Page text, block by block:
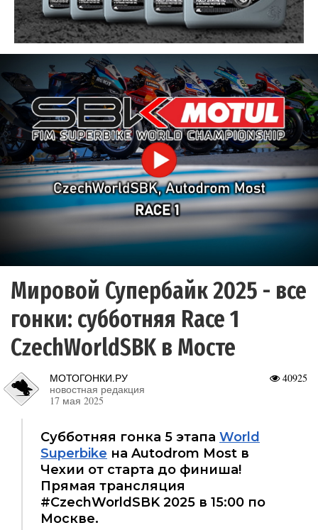
Мировой Супербайк 2025 - все
гонки: субботняя Race 1
CzechWorldSBK в Мосте
40925
МОТОГОНКИ.РУ
новостная редакция
17 мая 2025
Субботняя гонка 5 этапа World
Superbike на Autodrom Most в
Чехии от старта до финиша!
Прямая трансляция
#CzechWorldSBK 2025 в 15:00 по
Москве.